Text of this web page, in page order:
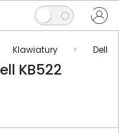
Klawiatury Dell
KB522